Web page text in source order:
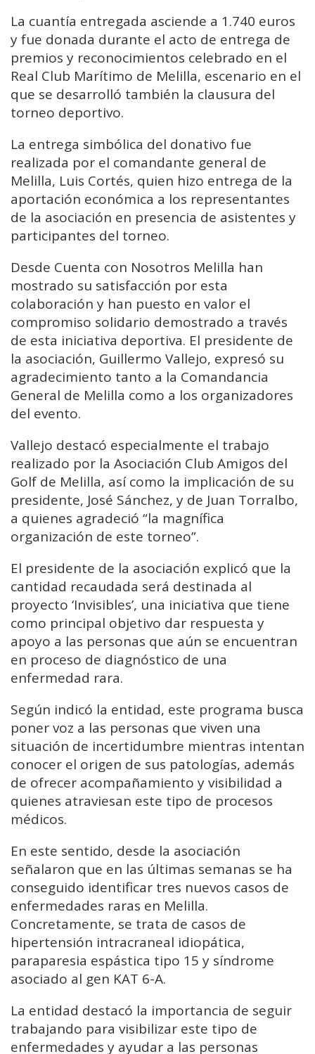
La cuantía entregada asciende a 1.740 euros
y fue donada durante el acto de entrega de
premios y reconocimientos celebrado en el
Real Club Marítimo de Melilla, escenario en el
que se desarrolló también la clausura del
torneo deportivo.
La entrega simbólica del donativo fue
realizada por el comandante general de
Melilla, Luis Cortés, quien hizo entrega de la
aportación económica a los representantes
de la asociación en presencia de asistentes y
participantes del torneo.
Desde Cuenta con Nosotros Melilla han
mostrado su satisfacción por esta
colaboración y han puesto en valor el
compromiso solidario demostrado a través
de esta iniciativa deportiva. El presidente de
la asociación, Guillermo Vallejo, expresó su
agradecimiento tanto a la Comandancia
General de Melilla como a los organizadores
del evento.
Vallejo destacó especialmente el trabajo
realizado por la Asociación Club Amigos del
Golf de Melilla, así como la implicación de su
presidente, José Sánchez, y de Juan Torralbo,
a quienes agradeció “la magnífica
organización de este torneo”.
El presidente de la asociación explicó que la
cantidad recaudada será destinada al
proyecto ‘Invisibles’, una iniciativa que tiene
como principal objetivo dar respuesta y
apoyo a las personas que aún se encuentran
en proceso de diagnóstico de una
enfermedad rara.
Según indicó la entidad, este programa busca
poner voz a las personas que viven una
situación de incertidumbre mientras intentan
conocer el origen de sus patologías, además
de ofrecer acompañamiento y visibilidad a
quienes atraviesan este tipo de procesos
médicos.
En este sentido, desde la asociación
señalaron que en las últimas semanas se ha
conseguido identificar tres nuevos casos de
enfermedades raras en Melilla.
Concretamente, se trata de casos de
hipertensión intracraneal idiopática,
paraparesia espástica tipo 15 y síndrome
asociado al gen KAT 6-A.
La entidad destacó la importancia de seguir
trabajando para visibilizar este tipo de
enfermedades y ayudar a las personas